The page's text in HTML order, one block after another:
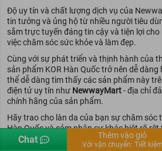
Chat Thêm vào giỏ
Với vận chuyển: Tiết kiệm
Độ uy tín và chất lượng dịch vụ của
tin tưởng và ủng hộ từ nhiều người tiêu
sắm trực tuyến đáng tin cậy và tiện lợi
việc chăm sóc sức khỏe và làm đẹp.
Cùng với sự phát triển và thịnh hành của
sản phẩm KOR Hàn Quốc trở nên dễ
thể dễ dàng tìm thấy các sản phẩm này
điện tử uy tín như NewwayMart- địa chỉ
chính hãng của sản phẩm.
Hãy trao cho làn da của bạn sự chăm sóc
Hàn Quốc và cảm nhận sự khác biệt rõ
bản thân. Trải nghiệm và cảm nhận ngay
Kênh người bán CTV